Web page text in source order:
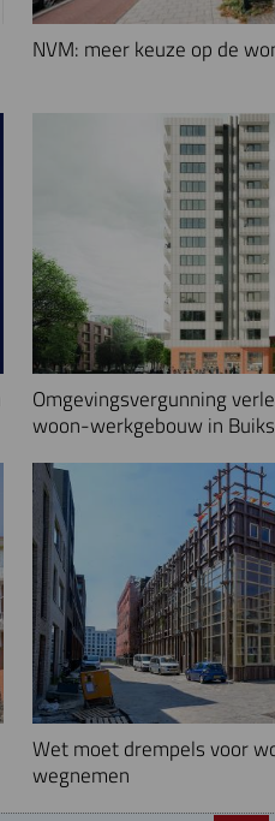
NVM: meer keuze op de
Omgevingsvergunning
woon-werkgebouw in
Wet moet drempels voor
wegnemen